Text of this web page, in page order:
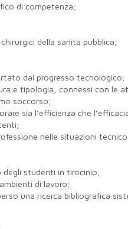
di competenza;
della sanità pubblica;
dal progresso tecnologico;
e tipologia, connessi con le
soccorso;
sia l’efficienza che
nelle situazioni
studenti in tirocinio;
di lavoro;
una ricerca bibliografica